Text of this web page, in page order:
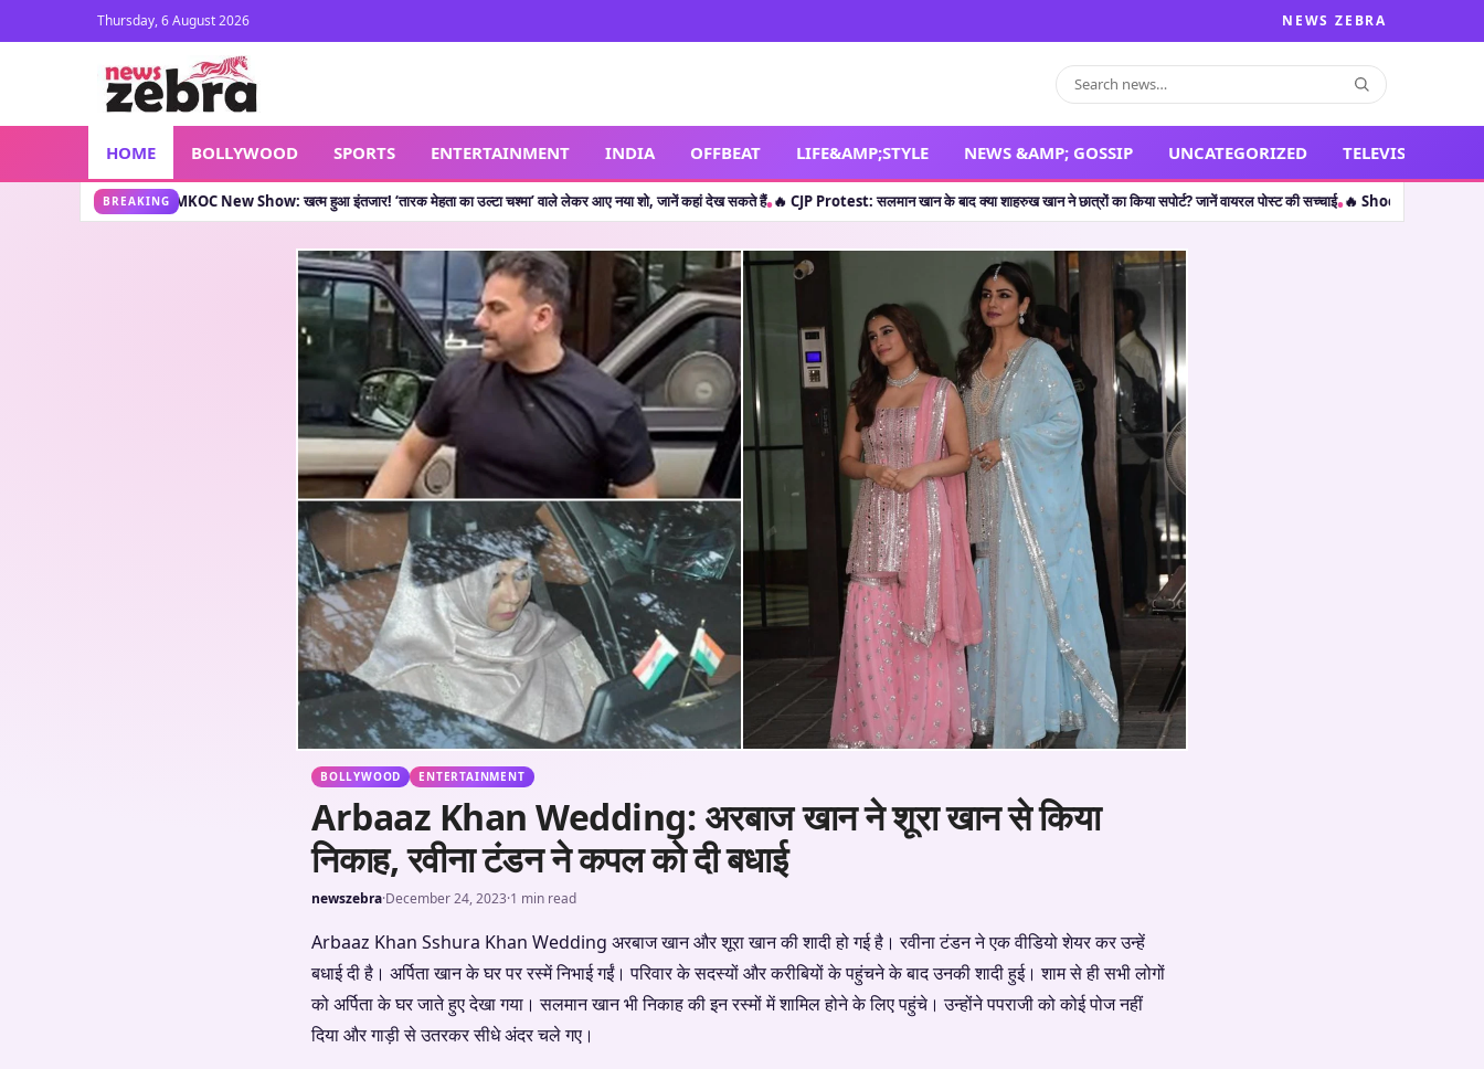
Thursday, 6 August 2026 NEWS ZEBRA
HOME BOLLYWOOD SPORTS ENTERTAINMENT INDIA OFFBEAT LIFE&AMP;STYLE NEWS &AMP; GOSSIP UNCATEGORIZED TELEVISION
BREAKING
TMKOC New Show: खत्म हुआ इंतजार! ‘तारक मेहता का उल्टा चश्मा’ वाले लेकर आए नया शो, जानें कहां देख सकते हैं•🔥 CJP Protest: सलमान खान के बाद क्या शाहरुख खान ने छात्रों का किया सपोर्ट? जानें वायरल पोस्ट की सच्चाई•🔥 Shocking Retirement: थलपति विजय ही
BOLLYWOOD ENTERTAINMENT
Arbaaz Khan Wedding: अरबाज खान ने शूरा खान से किया
निकाह, रवीना टंडन ने कपल को दी बधाई
newszebra·December 24, 2023·1 min read
Arbaaz Khan Sshura Khan Wedding अरबाज खान और शूरा खान की शादी हो गई है। रवीना टंडन ने एक वीडियो शेयर कर उन्हें
बधाई दी है। अर्पिता खान के घर पर रस्में निभाई गईं। परिवार के सदस्यों और करीबियों के पहुंचने के बाद उनकी शादी हुई। शाम से ही सभी लोगों
को अर्पिता के घर जाते हुए देखा गया। सलमान खान भी निकाह की इन रस्मों में शामिल होने के लिए पहुंचे। उन्होंने पपराजी को कोई पोज नहीं
दिया और गाड़ी से उतरकर सीधे अंदर चले गए।